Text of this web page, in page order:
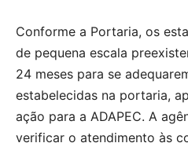
Conforme a Portaria, os
de pequena escala
24 meses para se
estabelecidas na portaria,
ação para a ADAPEC. A
verificar o atendimento às